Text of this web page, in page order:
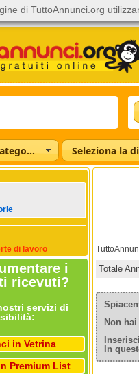
Tutte le categorie
di lavoro
i
ricevuti?
servizi di
in Vetrina
Premium List
Totale
Non
In
di TuttoAnnunci.org